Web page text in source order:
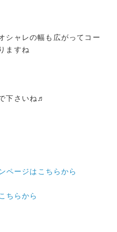
シャレの幅も広がってコー
ますね
下さいね♬
ページはこちらから
ちらから